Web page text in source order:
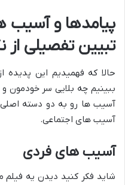
پیامدها و آسیب
تبیین تفصیلی از
حالا که فهمیدیم این پدیده
ببینیم چه بلایی سر خودمون و
آسیب ها رو به دو دسته
آسیب های اجتماعی.
آسیب های فردی
شاید فکر کنید دیدن یه